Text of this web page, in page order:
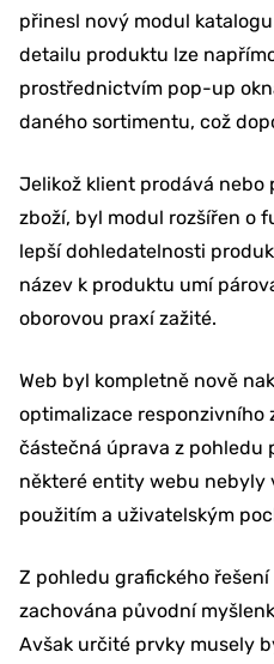
přinesl nový modul
detailu produktu lze
prostřednictvím pop-up
daného sortimentu, což
Jelikož klient prodává nebo
zboží, byl modul rozšířen o
lepší dohledatelnosti
název k produktu umí
oborovou praxí zažité.
Web byl kompletně nově
optimalizace responzivního
částečná úprava z pohledu
některé entity webu nebyly
použitím a uživatelským
Z pohledu grafického
zachována původní
Avšak určité prvky musely